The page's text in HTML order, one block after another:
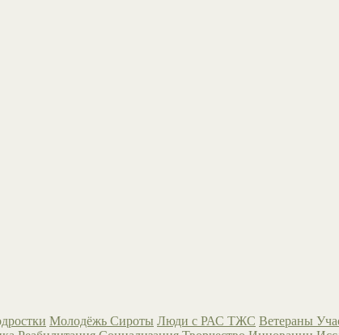
Молодёжь Сироты Люди с РАС ТЖС Ветераны